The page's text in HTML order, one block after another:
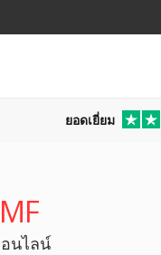
ยอดเยี่ยม
นไลน์